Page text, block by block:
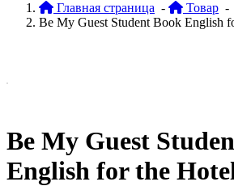
Главная страница - Товар -
Be My Guest Student Book English
Be My Guest
English for the